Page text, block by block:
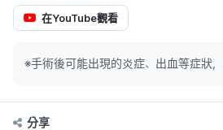
在YouTube觀看
※手術後可能出現的炎症、出血等症狀
分享